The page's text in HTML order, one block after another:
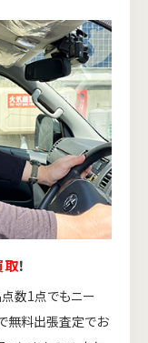
取！
数1点でもニー
無料出張査定でお